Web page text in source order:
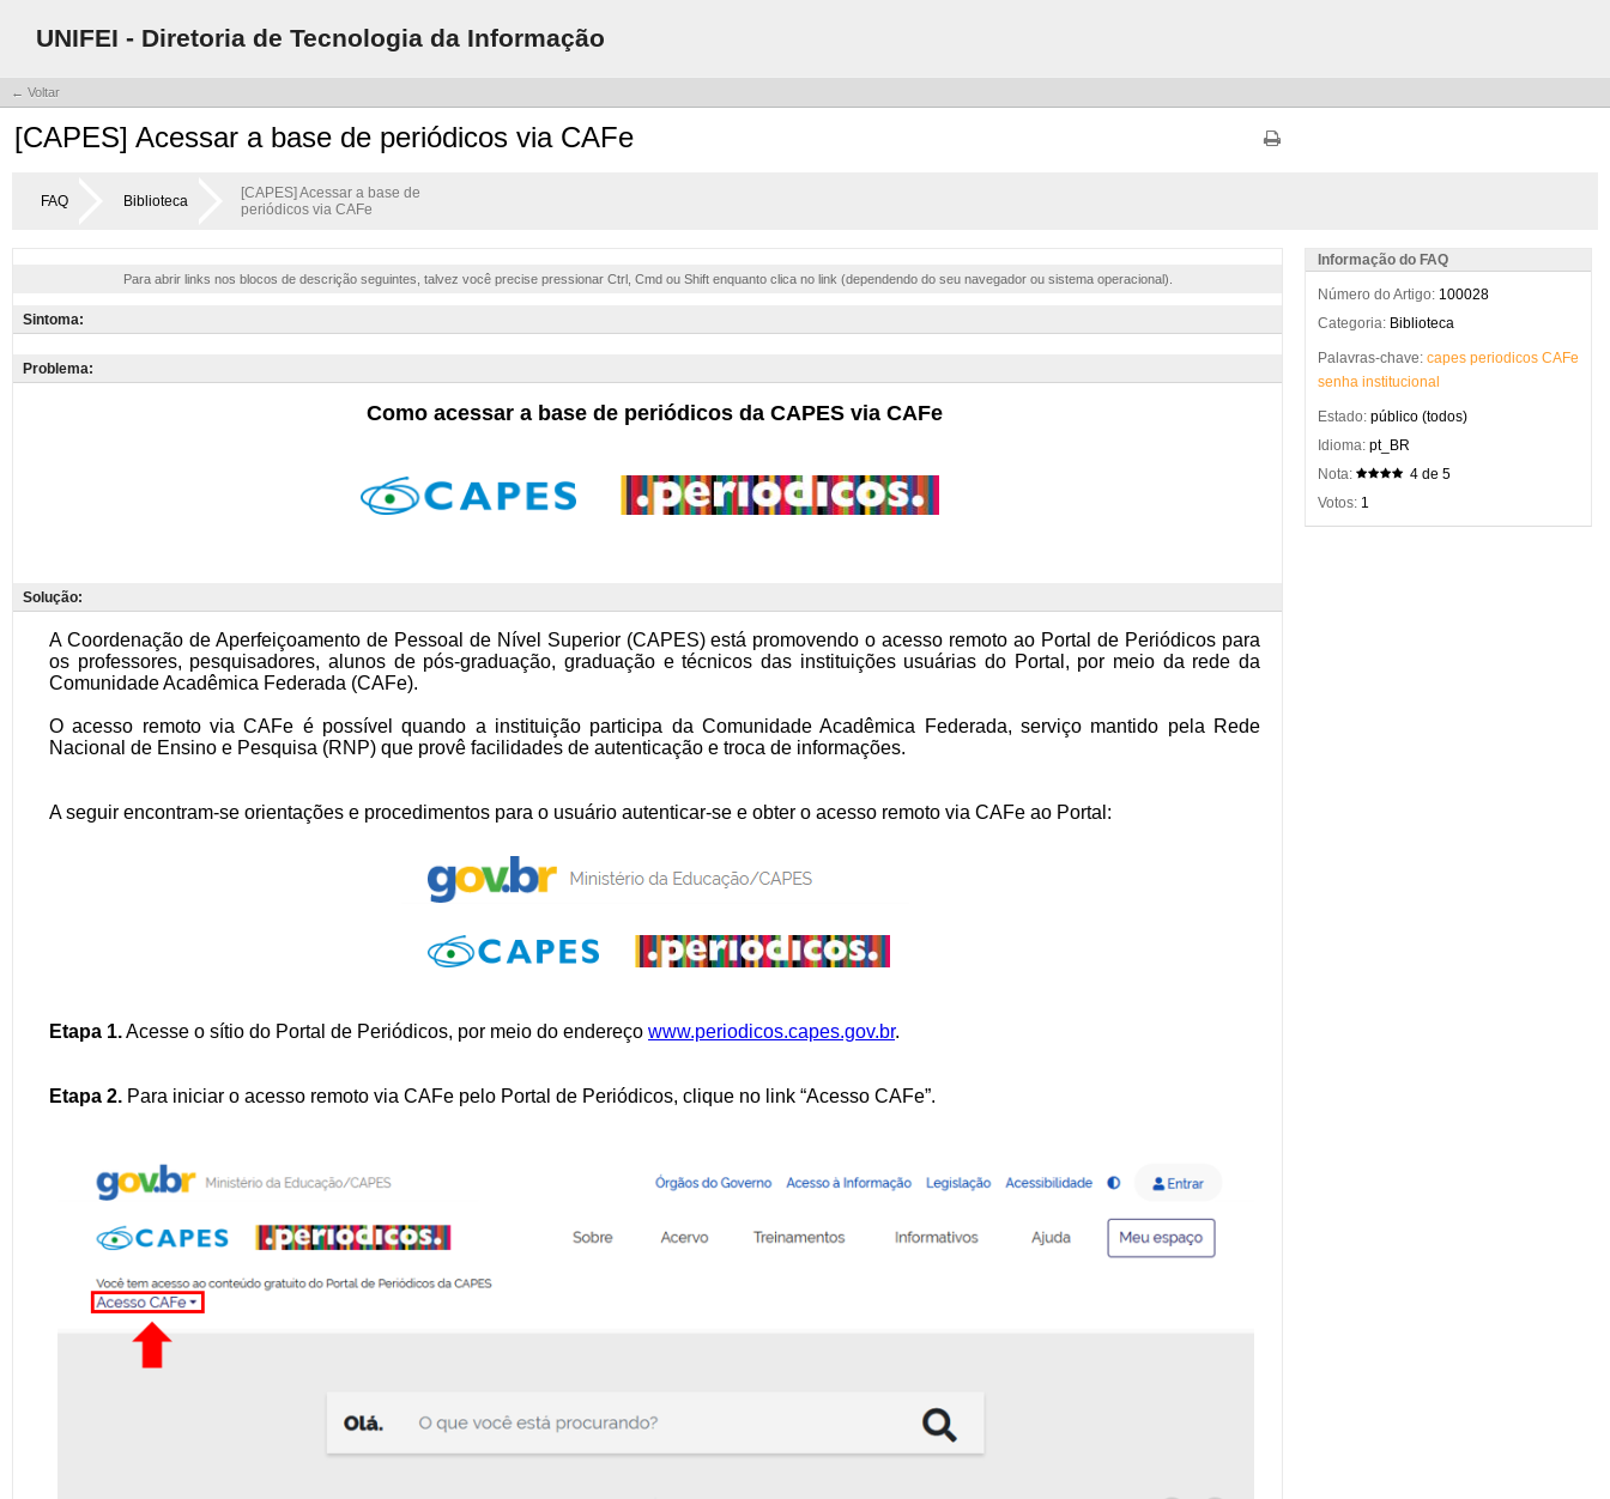
UNIFEI - Diretoria de Tecnologia da Informação
← Voltar
[CAPES] Acessar a base de periódicos via CAFe
FAQ Biblioteca
[CAPES] Acessar a base de
periódicos via CAFe
Para abrir links nos blocos de descrição seguintes, talvez você precise pressionar Ctrl, Cmd ou Shift enquanto clica no link (dependendo do seu navegador ou sistema operacional).
Sintoma:
Problema:
Solução:
Informação do FAQ
Número do Artigo: 100028
Categoria: Biblioteca
Palavras-chave: capes periodicos CAFe
senha institucional
Estado: público (todos)
Idioma: pt_BR
Nota:
4 de 5
Votos: 1